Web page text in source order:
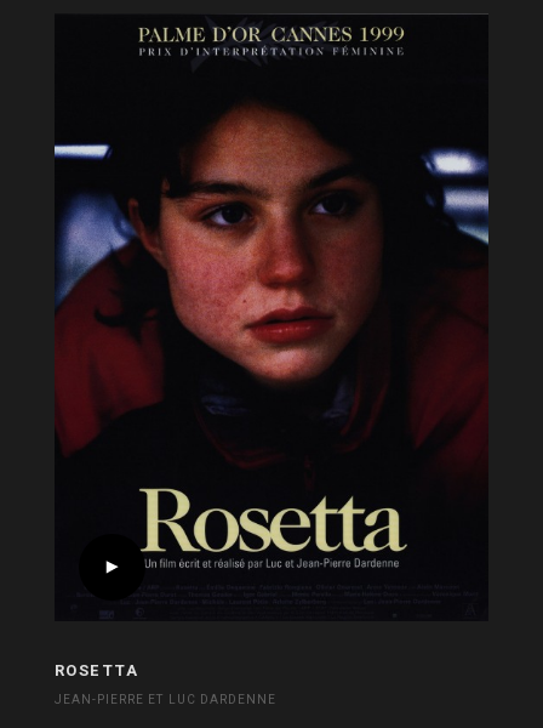
ROSETTA
JEAN-PIERRE ET LUC DARDENNE